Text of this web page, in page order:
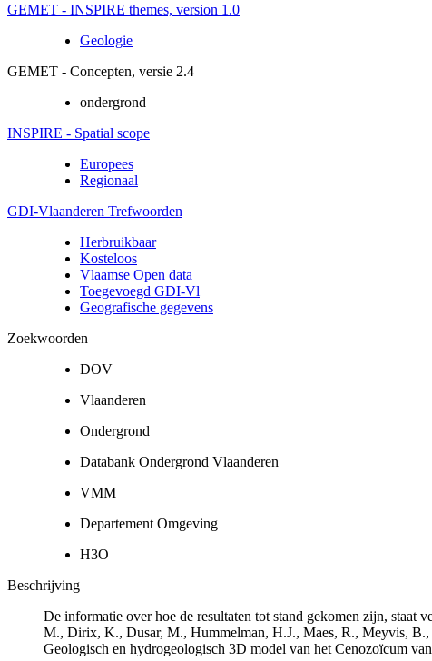
GEMET - INSPIRE themes, version 1.0
Geologie
GEMET - Concepten, versie 2.4
ondergrond
INSPIRE - Spatial scope
Europees
Regionaal
GDI-Vlaanderen Trefwoorden
Herbruikbaar
Kosteloos
Vlaamse Open data
Toegevoegd GDI-Vl
Geografische gegevens
Zoekwoorden
DOV
Vlaanderen
Ondergrond
Databank Ondergrond Vlaanderen
VMM
Departement Omgeving
H3O
Beschrijving
De informatie over hoe de resultaten tot stand gekomen zijn,
M., Dirix, K., Dusar, M., Hummelman, H.J., Maes, R., Meyvis,
Geologisch en hydrogeologisch 3D model van het Cenozoïcum